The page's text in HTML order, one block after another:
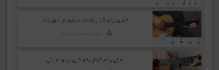
اجرای ریتم گیتار واست میمیرم از سون بند
اجرای ریتم گیتار زخم کاری از بهنام بانی